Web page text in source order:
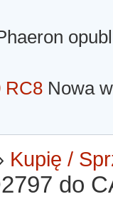
RC8 Nowa
Kupię /
do